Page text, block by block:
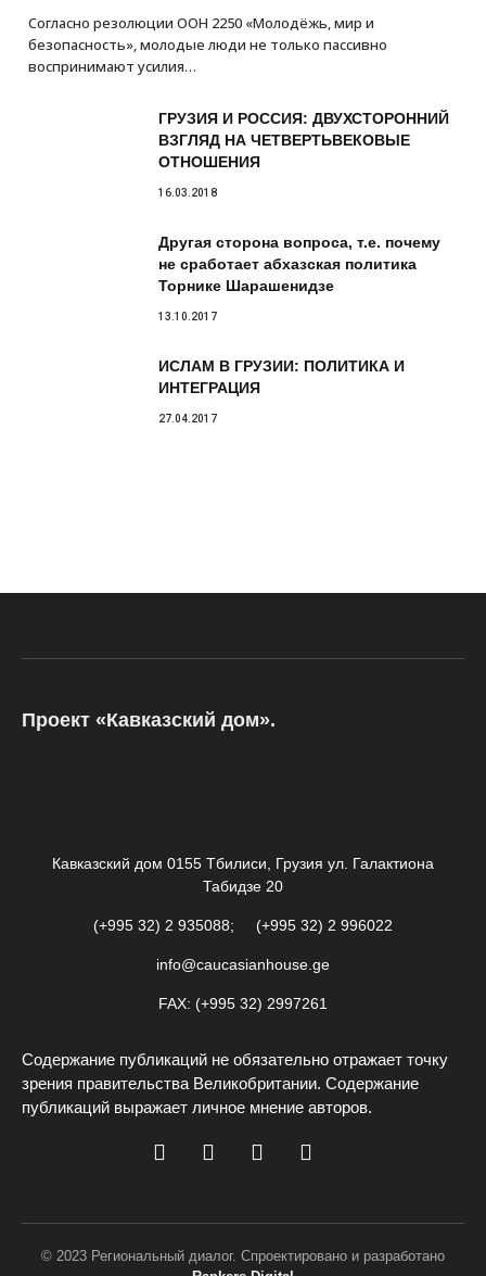
Согласно резолюции ООН 2250 «Молодёжь, мир и
безопасность», молодые люди не только пассивно
воспринимают усилия…
ГРУЗИЯ И РОССИЯ: ДВУХСТОРОННИЙ
ВЗГЛЯД НА ЧЕТВЕРТЬВЕКОВЫЕ
ОТНОШЕНИЯ
16.03.2018
Другая сторона вопроса, т.е. почему
не сработает абхазская политика
Торнике Шарашенидзе
13.10.2017
ИСЛАМ В ГРУЗИИ: ПОЛИТИКА И
ИНТЕГРАЦИЯ
27.04.2017
Проект «Кавказский дом».
Кавказский дом 0155 Тбилиси, Грузия ул. Галактиона
Табидзе 20
(+995 32) 2 935088; (+995 32) 2 996022
info@caucasianhouse.ge
FAX: (+995 32) 2997261
Содержание публикаций не обязательно отражает точку
зрения правительства Великобритании. Содержание
публикаций выражает личное мнение авторов.
© 2023 Региональный диалог. Спроектировано и разработано